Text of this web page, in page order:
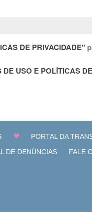
DE PRIVACIDADE"
DE USO E POLÍTICAS
PORTAL DA
DE DENÚNCIAS FALE